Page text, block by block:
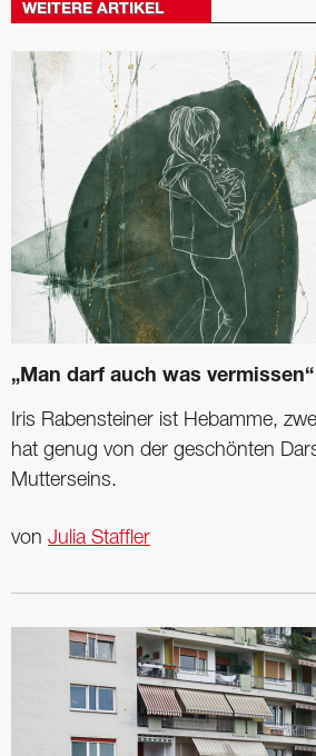
WEITERE ARTIKEL
„Man darf auch was vermissen“
Iris Rabensteiner ist Hebamme,
hat genug von der geschönten
Mutterseins.
von Julia Staffler